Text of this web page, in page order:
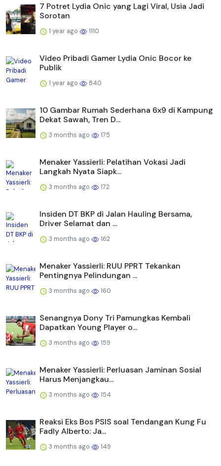
7 Potret Lydia Onic yang Lagi Viral, Usia Jadi
Sorotan
1 year ago 1110
Video Pribadi Gamer Lydia Onic Bocor ke
Publik
1 year ago 840
10 Gambar Rumah Sederhana 6x9 di Kampung
Dekat Sawah, Tren D...
3 months ago 175
Menaker Yassierli: Pelatihan Vokasi Jadi
Langkah Nyata Siapk...
3 months ago 172
Insiden DT BKP di Jalan Hauling Bersama,
Driver Selamat dan ...
3 months ago 162
Menaker Yassierli: RUU PPRT Tekankan
Pentingnya Pelindungan ...
3 months ago 160
Senangnya Dony Tri Pamungkas Kembali
Dapatkan Young Player o...
3 months ago 159
Menaker Yassierli: Perluasan Jaminan Sosial
Harus Menjangkau...
3 months ago 154
Reaksi Eks Bos PSIS soal Tendangan Kung Fu
Fadly Alberto: Ja...
3 months ago 149